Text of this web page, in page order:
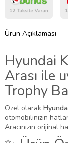
Ürün Açıklaması
Hyundai
Arası ile
Trophy
Özel olarak
otomobilinizin
Aracınızın orijinal